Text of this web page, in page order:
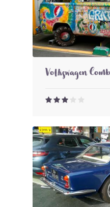
Volkswagen